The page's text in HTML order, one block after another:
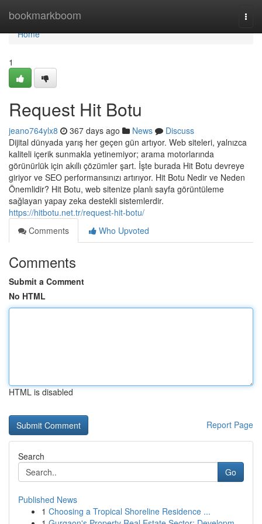
bookmarkboom
Home
Home
1
Request Hit Botu
jeano764ylx8 367 days ago News
Discuss
Dijital dünyada yarış her geçen gün artıyor. Web siteleri, yalnızca
kaliteli içerik sunmakla yetinemiyor; arama motorlarında
görünürlük için akıllı çözümler şart. İşte burada Hit Botu devreye
giriyor ve SEO performansınızı artırıyor. Hit Botu Nedir ve Neden
Önemlidir? Hit Botu, web sitenize planlı sayfa görüntüleme
sağlayan yapay zeka destekli sistemlerdir.
https://hitbotu.net.tr/request-hit-botu/
Comments
Who Upvoted
Comments
Submit a Comment
No HTML
HTML is disabled
Report Page
Search
Go
Published News
1 Choosing a Tropical Shoreline Residence ...